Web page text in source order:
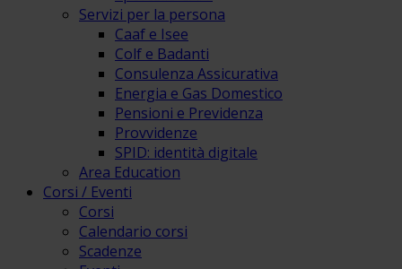
Servizi per la persona
Caaf e Isee
Colf e Badanti
Consulenza Assicurativa
Energia e Gas Domestico
Pensioni e Previdenza
Provvidenze
SPID: identità digitale
Area Education
Corsi / Eventi
Corsi
Calendario corsi
Scadenze